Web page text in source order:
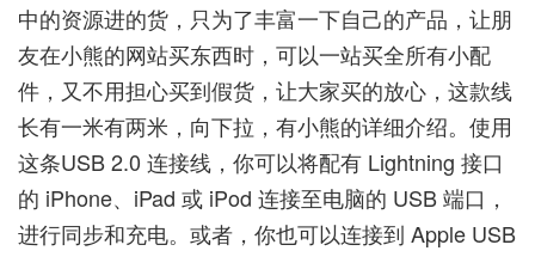
中的资源进的货，只为了丰富一下自己的产品，让朋
友在小熊的网站买东西时，可以一站买全所有小配
件，又不用担心买到假货，让大家买的放心，这款线
长有一米有两米，向下拉，有小熊的详细介绍。使用
这条USB 2.0 连接线，你可以将配有 Lightning 接口
的 iPhone、iPad 或 iPod 连接至电脑的 USB 端口，
进行同步和充电。或者，你也可以连接到 Apple USB